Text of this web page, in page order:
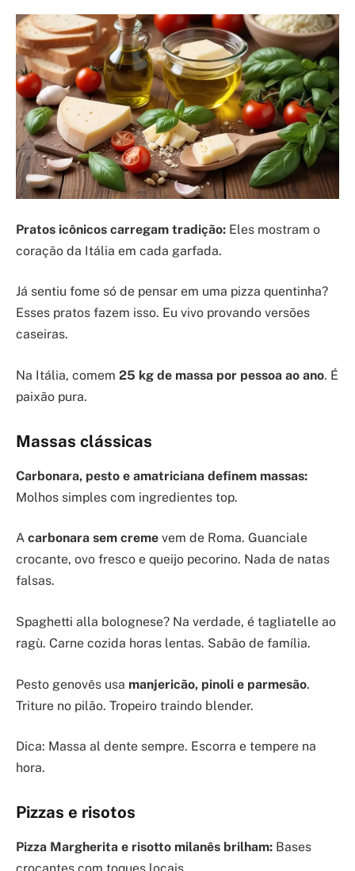
Pratos icônicos carregam tradição: Eles mostram o
coração da Itália em cada garfada.
Já sentiu fome só de pensar em uma pizza quentinha?
Esses pratos fazem isso. Eu vivo provando versões
caseiras.
Na Itália, comem 25 kg de massa por pessoa ao ano. É
paixão pura.
Massas clássicas
Carbonara, pesto e amatriciana definem massas:
Molhos simples com ingredientes top.
A carbonara sem creme vem de Roma. Guanciale
crocante, ovo fresco e queijo pecorino. Nada de natas
falsas.
Spaghetti alla bolognese? Na verdade, é tagliatelle ao
ragù. Carne cozida horas lentas. Sabão de família.
Pesto genovês usa manjericão, pinoli e parmesão.
Triture no pilão. Tropeiro traindo blender.
Dica: Massa al dente sempre. Escorra e tempere na
hora.
Pizzas e risotos
Pizza Margherita e risotto milanês brilham: Bases